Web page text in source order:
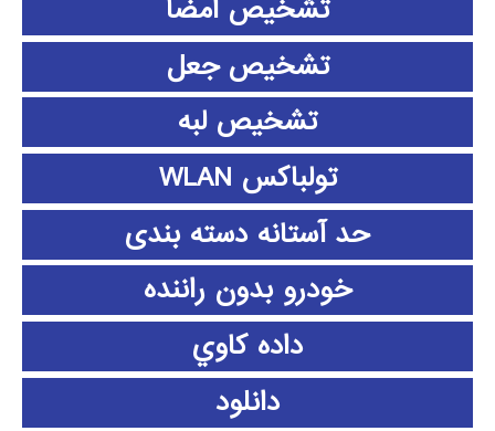
تشخیص امضا
تشخیص جعل
تشخیص لبه
تولباکس WLAN
حد آستانه دسته بندی
خودرو بدون راننده
داده كاوي
دانلود